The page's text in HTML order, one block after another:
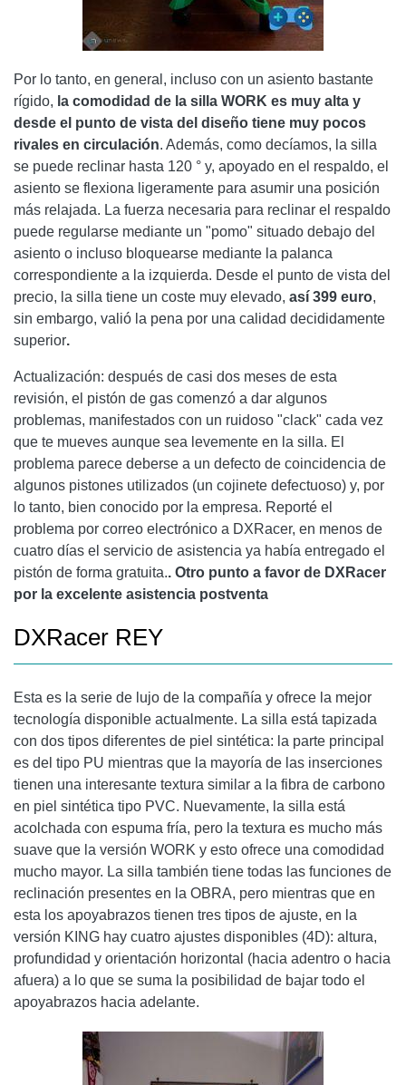
Por lo tanto, en general, incluso con un asiento bastante
rígido, la comodidad de la silla WORK es muy alta y
desde el punto de vista del diseño tiene muy pocos
rivales en circulación. Además, como decíamos, la silla
se puede reclinar hasta 120 ° y, apoyado en el respaldo, el
asiento se flexiona ligeramente para asumir una posición
más relajada. La fuerza necesaria para reclinar el respaldo
puede regularse mediante un "pomo" situado debajo del
asiento o incluso bloquearse mediante la palanca
correspondiente a la izquierda. Desde el punto de vista del
precio, la silla tiene un coste muy elevado, así 399 euro,
sin embargo, valió la pena por una calidad decididamente
superior.
Actualización: después de casi dos meses de esta
revisión, el pistón de gas comenzó a dar algunos
problemas, manifestados con un ruidoso "clack" cada vez
que te mueves aunque sea levemente en la silla. El
problema parece deberse a un defecto de coincidencia de
algunos pistones utilizados (un cojinete defectuoso) y, por
lo tanto, bien conocido por la empresa. Reporté el
problema por correo electrónico a DXRacer, en menos de
cuatro días el servicio de asistencia ya había entregado el
pistón de forma gratuita.. Otro punto a favor de DXRacer
por la excelente asistencia postventa
DXRacer REY
Esta es la serie de lujo de la compañía y ofrece la mejor
tecnología disponible actualmente. La silla está tapizada
con dos tipos diferentes de piel sintética: la parte principal
es del tipo PU mientras que la mayoría de las inserciones
tienen una interesante textura similar a la fibra de carbono
en piel sintética tipo PVC. Nuevamente, la silla está
acolchada con espuma fría, pero la textura es mucho más
suave que la versión WORK y esto ofrece una comodidad
mucho mayor. La silla también tiene todas las funciones de
reclinación presentes en la OBRA, pero mientras que en
esta los apoyabrazos tienen tres tipos de ajuste, en la
versión KING hay cuatro ajustes disponibles (4D): altura,
profundidad y orientación horizontal (hacia adentro o hacia
afuera) a lo que se suma la posibilidad de bajar todo el
apoyabrazos hacia adelante.